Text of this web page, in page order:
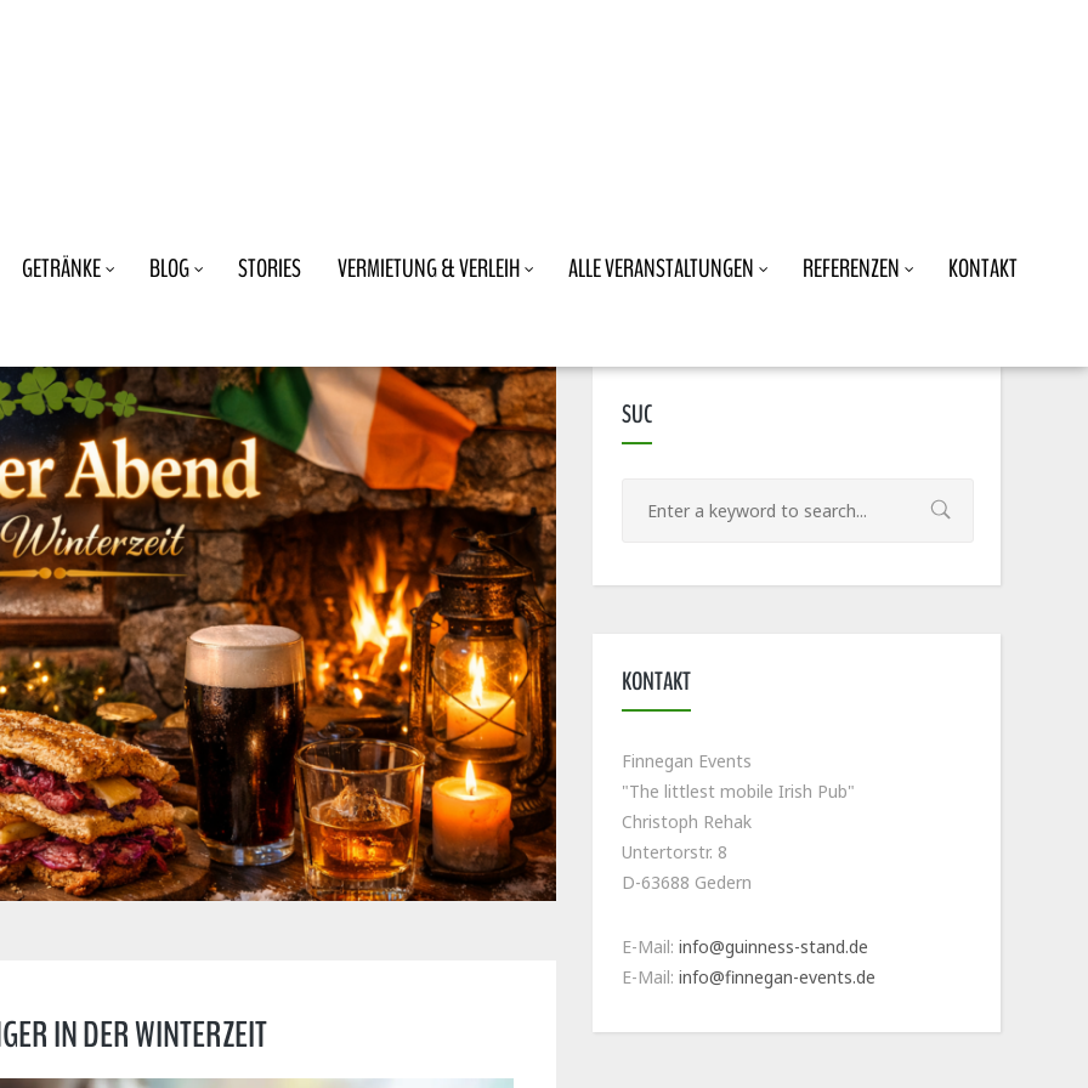
GETRÄNKE BLOG STORIES VERMIETUNG & VERLEIH ALLE VERANSTALTUNGEN REFERENZEN KONTAKT
IN DER WINTERZEIT
SUC
KONTAKT
Finnegan Events
"The littlest mobile Irish Pub"
Christoph Rehak
Untertorstr. 8
D-63688 Gedern
E-Mail: info@guinness-stand.de
E-Mail: info@finnegan-events.de